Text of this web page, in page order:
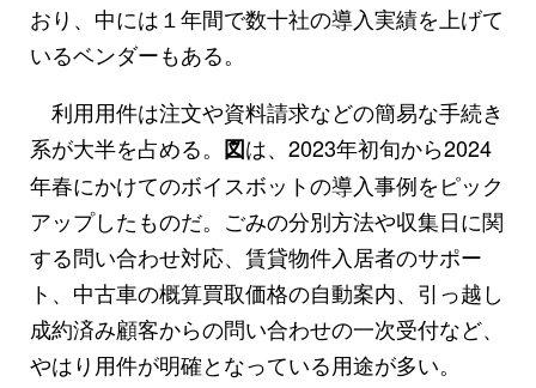
おり、中には１年間で数十社の導入実績を上げて
いるベンダーもある。
利用用件は注文や資料請求などの簡易な手続き
系が大半を占める。 図は、2023年初旬から2024
年春にかけてのボイスボットの導入事例をピック
アップしたものだ。ごみの分別方法や収集日に関
する問い合わせ対応、賃貸物件入居者のサポー
ト、中古車の概算買取価格の自動案内、引っ越し
成約済み顧客からの問い合わせの一次受付など、
やはり用件が明確となっている用途が多い。